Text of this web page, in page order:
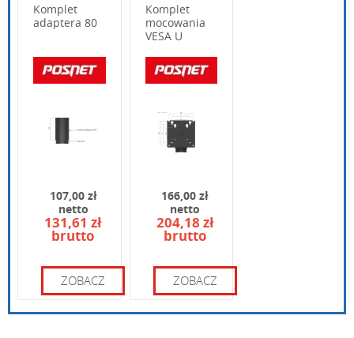
Wpisz poniżej swoje pytanie
Wpisz kod widoczny na obrazku:
Komplet
adaptera 80
107,00 zł
netto
131,61 zł
brutto
ZOBACZ
Komplet
mocowania
VESA U
166,00 zł
netto
204,18 zł
brutto
ZOBACZ